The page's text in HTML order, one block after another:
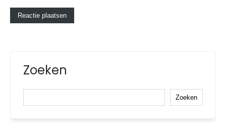
Zoeken
Zoeken